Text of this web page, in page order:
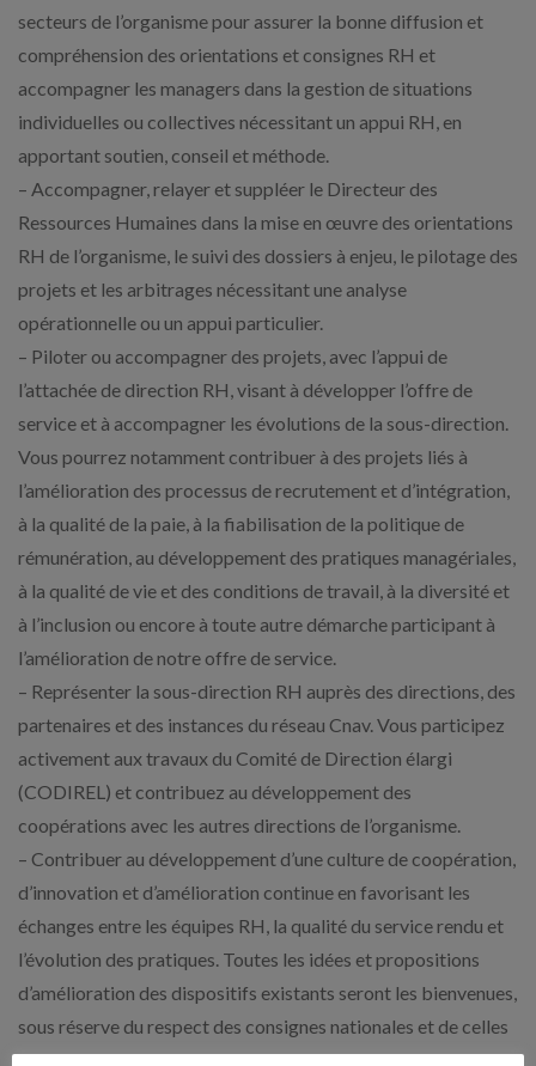
secteurs de l’organisme pour assurer la bonne diffusion et
compréhension des orientations et consignes RH et
accompagner les managers dans la gestion de situations
individuelles ou collectives nécessitant un appui RH, en
apportant soutien, conseil et méthode.
– Accompagner, relayer et suppléer le Directeur des
Ressources Humaines dans la mise en œuvre des orientations
RH de l’organisme, le suivi des dossiers à enjeu, le pilotage des
projets et les arbitrages nécessitant une analyse
opérationnelle ou un appui particulier.
– Piloter ou accompagner des projets, avec l’appui de
l’attachée de direction RH, visant à développer l’offre de
service et à accompagner les évolutions de la sous-direction.
Vous pourrez notamment contribuer à des projets liés à
l’amélioration des processus de recrutement et d’intégration,
à la qualité de la paie, à la fiabilisation de la politique de
rémunération, au développement des pratiques managériales,
à la qualité de vie et des conditions de travail, à la diversité et
à l’inclusion ou encore à toute autre démarche participant à
l’amélioration de notre offre de service.
– Représenter la sous-direction RH auprès des directions, des
partenaires et des instances du réseau Cnav. Vous participez
activement aux travaux du Comité de Direction élargi
(CODIREL) et contribuez au développement des
coopérations avec les autres directions de l’organisme.
– Contribuer au développement d’une culture de coopération,
d’innovation et d’amélioration continue en favorisant les
échanges entre les équipes RH, la qualité du service rendu et
l’évolution des pratiques. Toutes les idées et propositions
d’amélioration des dispositifs existants seront les bienvenues,
sous réserve du respect des consignes nationales et de celles
fixées par la direction de la Carsat.